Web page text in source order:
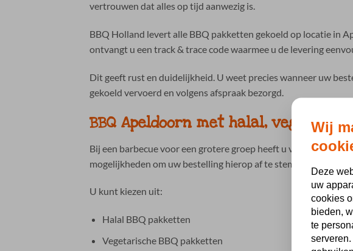
vertrouwen dat alles op tijd aanwezig is.
BBQ Holland levert alle BBQ pakketten gekoeld op locatie in
ontvangt u een track & trace code waarmee u de levering
Dit geeft rust en duidelijkheid. U weet precies wanneer uw
gekoeld vervoerd en volgens afspraak bezorgd.
BBQ Apeldoorn met halal,
Bij een barbecue voor een grotere groep heeft u vaak te
mogelijkheden om uw bestelling hierop af te stemmen.
U kunt kiezen uit:
Halal BBQ pakketten
Vegetarische BBQ pakketten
Wij
Deze
uw
cookies
bieden,
te